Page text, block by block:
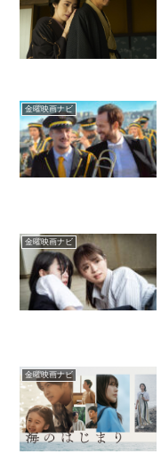
金曜映画ナビ
金曜映画ナビ
金曜映画ナビ